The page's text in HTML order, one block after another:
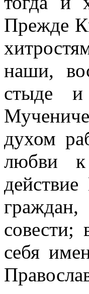
Прежде
наши,
стыде
духом
любви к
себя